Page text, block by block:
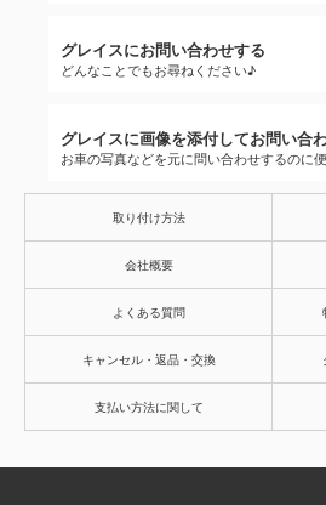
グレイスにお問い合わせする
どんなことでもお尋ねください♪
グレイスに画像を添付してお問い合
お車の写真などを元に問い合わせするのに
取り付け方法
会社概要
よくある質問
キャンセル・返品・交換
支払い方法に関して